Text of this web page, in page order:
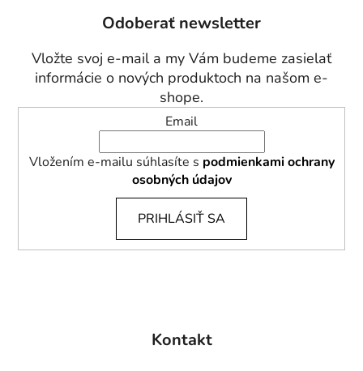
Odoberať newsletter
Vložte svoj e-mail a my Vám budeme zasielať
informácie o nových produktoch na našom e-
shope.
Email
Vložením e-mailu súhlasíte s podmienkami ochrany
osobných údajov
PRIHLÁSIŤ SA
Kontakt